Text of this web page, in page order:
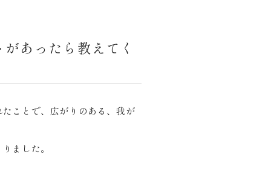
あったら教えてく
ことで、広がりのある、我が
ました。